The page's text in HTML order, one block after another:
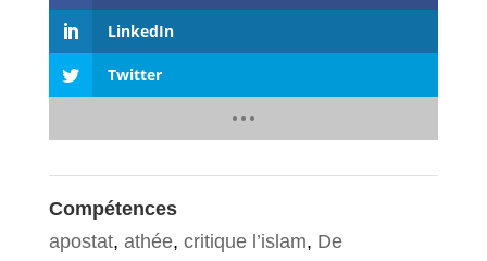
LinkedIn
Twitter
Compétences
apostat, athée, critique l’islam, De